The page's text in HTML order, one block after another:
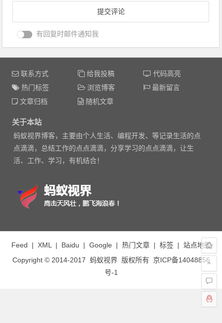
有回复时邮件通知我
联系方式 给我投稿
代码高亮
热门标签
浏览博客
最新留言
文章归档
随机文章
关于本站
蚂蚁视界博客，主要由个人生活、编程开发、等记录生活的点
点滴滴，总结工作的点点滴滴，分享学习的点点滴滴，让生
活、工作、学习，有机结合！
Feed | XML | Baidu | Google | 热门文章| 标签| 站点地图
Copyright © 2014-2017 蚂蚁视界版权所有 京ICP备14048856
号-1